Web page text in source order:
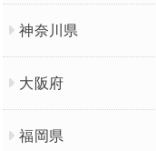
神奈川県
大阪府
福岡県